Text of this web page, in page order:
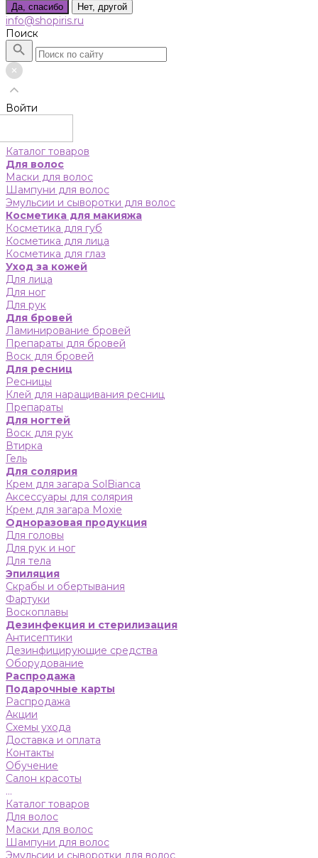
Да, спасибо Нет, другой
info@shopiris.ru
Поиск
Войти
Каталог товаров
Для волос
Маски для волос
Шампуни для волос
Эмульсии и сыворотки для волос
Косметика для макияжа
Косметика для губ
Косметика для лица
Косметика для глаз
Уход за кожей
Для лица
Для ног
Для рук
Для бровей
Ламинирование бровей
Препараты для бровей
Воск для бровей
Для ресниц
Ресницы
Клей для наращивания ресниц
Препараты
Для ногтей
Воск для рук
Втирка
Гель
Для солярия
Крем для загара SolBianca
Аксессуары для солярия
Крем для загара Moxie
Одноразовая продукция
Для головы
Для рук и ног
Для тела
Эпиляция
Скрабы и обертывания
Фартуки
Воскоплавы
Дезинфекция и стерилизация
Антисептики
Дезинфицирующие средства
Оборудование
Распродажа
Подарочные карты
Распродажа
Акции
Схемы ухода
Доставка и оплата
Контакты
Обучение
Салон красоты
...
Каталог товаров
Для волос
Маски для волос
Шампуни для волос
Эмульсии и сыворотки для волос